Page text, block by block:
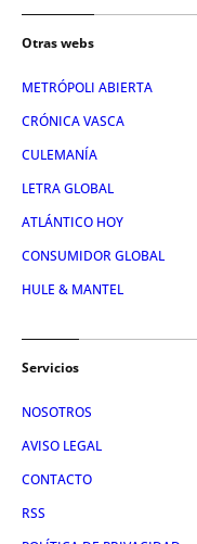
Otras webs
METRÓPOLI ABIERTA
CRÓNICA VASCA
CULEMANÍA
LETRA GLOBAL
ATLÁNTICO HOY
CONSUMIDOR GLOBAL
HULE & MANTEL
Servicios
NOSOTROS
AVISO LEGAL
CONTACTO
RSS